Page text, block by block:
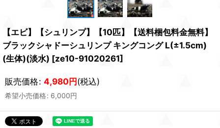
【エビ】【シュリンプ】【10匹】【送料梱包料金無料】
ブラックシャドーシュリンプ キングコング L(±1.5cm)
(生体)(淡水) [ze10-91020261]
販売価格: 4,980円(税込)
希望小売価格: 6,000円